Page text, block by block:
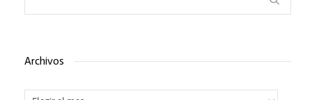
Archivos
Archivos